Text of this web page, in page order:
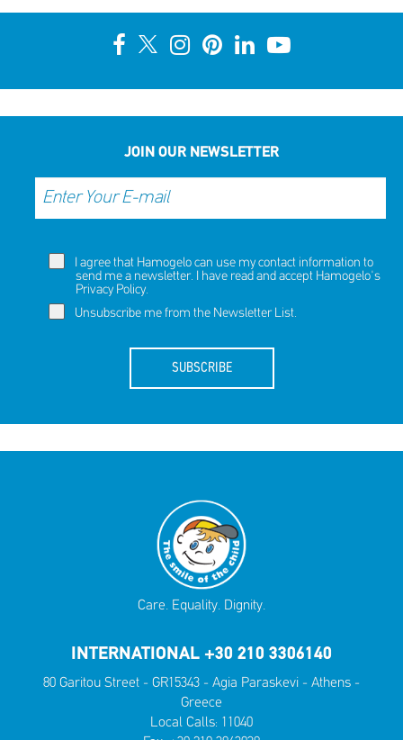
JOIN OUR NEWSLETTER
I agree that Hamogelo can use my contact information to
send me a newsletter. I have read and accept Hamogelo's
Privacy Policy.
Unsubscribe me from the Newsletter List.
SUBSCRIBE
Care. Equality. Dignity.
INTERNATIONAL +30 210 3306140
80 Garitou Street - GR15343 - Agia Paraskevi - Athens -
Greece
Local Calls: 11040